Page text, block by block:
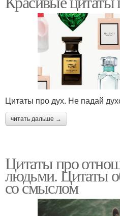
Цитаты про дух. Не падай
читать дальше →
Цитаты про
людьми. Цитаты
со смыслом